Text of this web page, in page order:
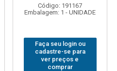
Código: 191167
Embalagem: 1 - UNIDADE
Faça seu login ou
cadastre-se para
ver preços e
comprar